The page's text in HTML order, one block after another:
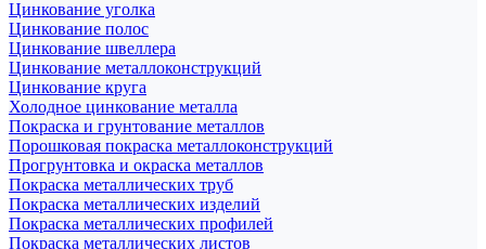
Цинкование уголка
Цинкование полос
Цинкование швеллера
Цинкование металлоконструкций
Цинкование круга
Холодное цинкование металла
Покраска и грунтование металлов
Порошковая покраска металлоконструкций
Прогрунтовка и окраска металлов
Покраска металлических труб
Покраска металлических изделий
Покраска металлических профилей
Покраска металлических листов